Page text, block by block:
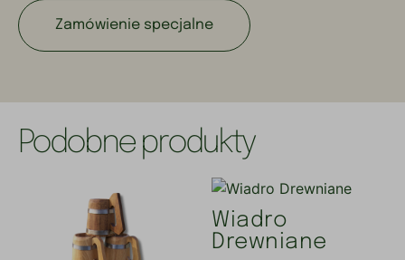
Zamówienie specjalne
Podobne produkty
Wiadro
Drewniane